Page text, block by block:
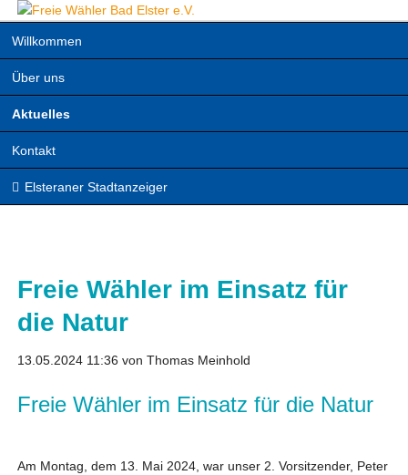
Willkommen
Über uns
Aktuelles
Kontakt
Elsteraner Stadtanzeiger
Freie Wähler im Einsatz für
die Natur
13.05.2024 11:36 von Thomas Meinhold
Freie Wähler im Einsatz für die Natur
Am Montag, dem 13. Mai 2024, war unser 2. Vorsitzender, Peter